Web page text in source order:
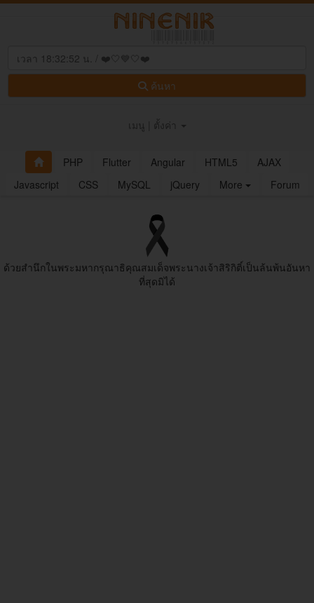
ค้นหา
เมนู | ตั้งค่า
PHP Flutter Angular HTML5
AJAX
Javascript
CSS MySQL jQuery More Forum
ด้วยสํานึกในพระมหากรุณาธิคุณสมเด็จพระนางเจ้าสิริกิติ์เป็นล้นพ้นอันหา
ที่สุดมิได้